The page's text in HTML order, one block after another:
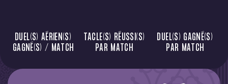
DUEL(S) AÉRIEN(S)
GAGNÉ(S) / MATCH
TACLE(S) RÉUSSI(S)
PAR MATCH
DUEL(S) GAGNÉ(S)
PAR MATCH